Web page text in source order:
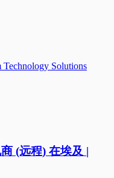
Technology Solutions
(远程) 在埃及 |